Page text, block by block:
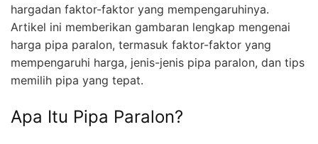
hargadan faktor-faktor yang mempengaruhinya.
Artikel ini memberikan gambaran lengkap mengenai
harga pipa paralon, termasuk faktor-faktor yang
mempengaruhi harga, jenis-jenis pipa paralon, dan tips
memilih pipa yang tepat.
Apa Itu Pipa Paralon?